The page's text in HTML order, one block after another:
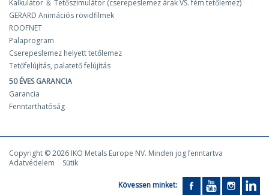
Kalkulátor ＆ Tetőszimulátor (cserepeslemez árak VS. fém tetőlemez)
GERARD Animációs rövidfilmek
ROOFNET
Palaprogram
Cserepeslemez helyett tetőlemez
Tetőfelújítás, palatető felújítás
50 ÉVES GARANCIA
Garancia
Fenntarthatóság
Copyright © 2026 IKO Metals Europe NV. Minden jog fenntartva
Adatvédelem
Sütik
Kövessen minket: